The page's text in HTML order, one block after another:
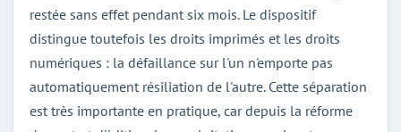
restée sans effet pendant six mois. Le dispositif
distingue toutefois les droits imprimés et les droits
numériques : la défaillance sur l'un n'emporte pas
automatiquement résiliation de l'autre. Cette séparation
est très importante en pratique, car depuis la réforme